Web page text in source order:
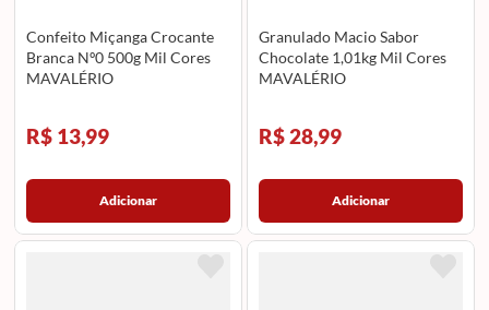
Confeito Miçanga Crocante
Branca Nº0 500g Mil Cores
MAVALÉRIO
R$ 13,99
Adicionar
Granulado Macio Sabor
Chocolate 1,01kg Mil Cores
MAVALÉRIO
R$ 28,99
Adicionar